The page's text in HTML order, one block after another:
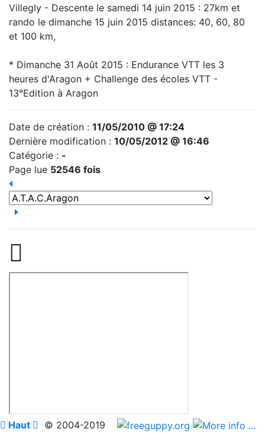
Villegly - Descente le samedi 14 juin 2015 : 27km et
rando le dimanche 15 juin 2015 distances: 40, 60, 80
et 100 km,
* Dimanche 31 Août 2015 : Endurance VTT les 3
heures d'Aragon + Challenge des écoles VTT -
13°Edition à Aragon
Date de création : 11/05/2010 @ 17:24
Dernière modification : 10/05/2012 @ 16:46
Catégorie : -
Page lue 52546 fois

 Haut  © 2004-2019